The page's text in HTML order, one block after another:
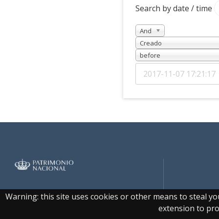
Warning: this site uses cookies or other means to steal
extension to
Search by date / time
And
Creado
before
Real Biblioteca Digital